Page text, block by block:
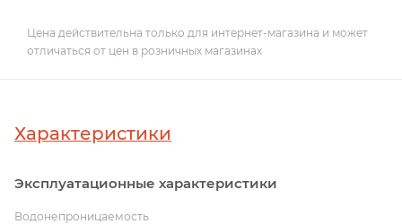
Цена действительна только для интернет-магазина и может
отличаться от цен в розничных магазинах
Характеристики
Эксплуатационные характеристики
Водонепроницаемость